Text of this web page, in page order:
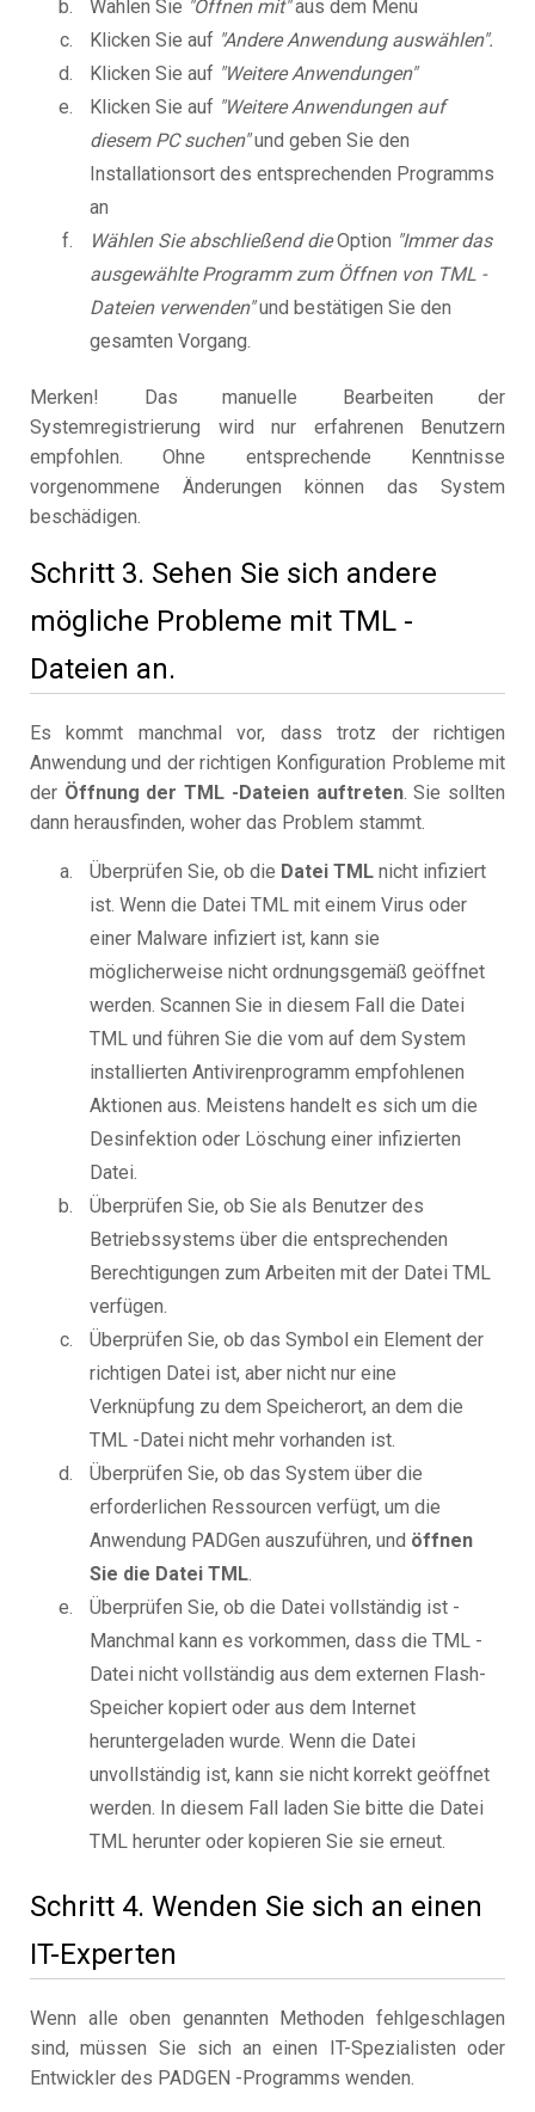
Wählen Sie "Öffnen mit"aus dem Menü
Klicken Sie auf "Andere Anwendung auswählen".
Klicken Sie auf "Weitere Anwendungen"
Klicken Sie auf "Weitere Anwendungen auf
diesem PC suchen"und geben Sie den
Installationsort des entsprechenden Programms
an
Wählen Sie abschließend dieOption "Immer das
ausgewählte Programm zum Öffnen von TML -
Dateien verwenden"und bestätigen Sie den
gesamten Vorgang.
Merken! Das manuelle Bearbeiten der
Systemregistrierung wird nur erfahrenen Benutzern
empfohlen. Ohne entsprechende Kenntnisse
vorgenommene Änderungen können das System
beschädigen.
Schritt 3. Sehen Sie sich andere
mögliche Probleme mit TML -
Dateien an.
Es kommt manchmal vor, dass trotz der richtigen
Anwendung und der richtigen Konfiguration Probleme mit
der Öffnung der TML -Dateien auftreten. Sie sollten
dann herausfinden, woher das Problem stammt.
Überprüfen Sie, ob die Datei TML nicht infiziert
ist. Wenn die Datei TML mit einem Virus oder
einer Malware infiziert ist, kann sie
möglicherweise nicht ordnungsgemäß geöffnet
werden. Scannen Sie in diesem Fall die Datei
TML und führen Sie die vom auf dem System
installierten Antivirenprogramm empfohlenen
Aktionen aus. Meistens handelt es sich um die
Desinfektion oder Löschung einer infizierten
Datei.
Überprüfen Sie, ob Sie als Benutzer des
Betriebssystems über die entsprechenden
Berechtigungen zum Arbeiten mit der Datei TML
verfügen.
Überprüfen Sie, ob das Symbol ein Element der
richtigen Datei ist, aber nicht nur eine
Verknüpfung zu dem Speicherort, an dem die
TML -Datei nicht mehr vorhanden ist.
Überprüfen Sie, ob das System über die
erforderlichen Ressourcen verfügt, um die
Anwendung PADGen auszuführen, und öffnen
Sie die Datei TML.
Überprüfen Sie, ob die Datei vollständig ist -
Manchmal kann es vorkommen, dass die TML -
Datei nicht vollständig aus dem externen Flash-
Speicher kopiert oder aus dem Internet
heruntergeladen wurde. Wenn die Datei
unvollständig ist, kann sie nicht korrekt geöffnet
werden. In diesem Fall laden Sie bitte die Datei
TML herunter oder kopieren Sie sie erneut.
Schritt 4. Wenden Sie sich an einen
IT-Experten
Wenn alle oben genannten Methoden fehlgeschlagen
sind, müssen Sie sich an einen IT-Spezialisten oder
Entwickler des PADGEN -Programms wenden.